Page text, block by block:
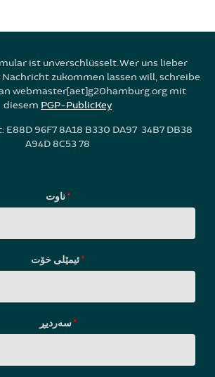
ist unverschlüsselt. Wer uns lieber
zukommen lassen will, schreibe
webmaster[aet]g20hamburg.org mit
diesem PGP-PublicKey
96F7 8A18 B330 DA97 34B7 DB38
A94D 8C53 78
ناوت*
*
سه‌ردیڕ*